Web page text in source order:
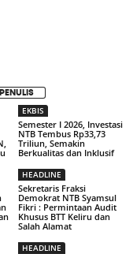
EKBIS
Semester I 2026, Investasi
NTB Tembus Rp33,73
Triliun, Semakin
Berkualitas dan Inklusif
HEADLINE
Sekretaris Fraksi
Demokrat NTB Syamsul
Fikri : Permintaan Audit
Khusus BTT Keliru dan
Salah Alamat
HEADLINE